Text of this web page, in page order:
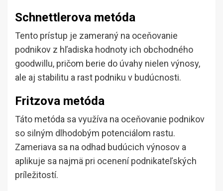
Schnettlerova metóda
Tento prístup je zameraný na oceňovanie
podnikov z hľadiska hodnoty ich obchodného
goodwillu, pričom berie do úvahy nielen výnosy,
ale aj stabilitu a rast podniku v budúcnosti.
Fritzova metóda
Táto metóda sa využíva na oceňovanie podnikov
so silným dlhodobým potenciálom rastu.
Zameriava sa na odhad budúcich výnosov a
aplikuje sa najmä pri ocenení podnikateľských
príležitostí.